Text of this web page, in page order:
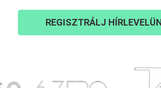
REGISZTRÁLJ